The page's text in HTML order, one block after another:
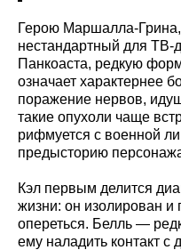
Герою Маршалла-
нестандартный для ТВ-
Панкоаста, редкую
означает характернее
поражение нервов,
такие опухоли чаще
рифмуется с военной
предысторию
Кэл первым делится
жизни: он изолирован и
опереться. Белль —
ему наладить контакт с